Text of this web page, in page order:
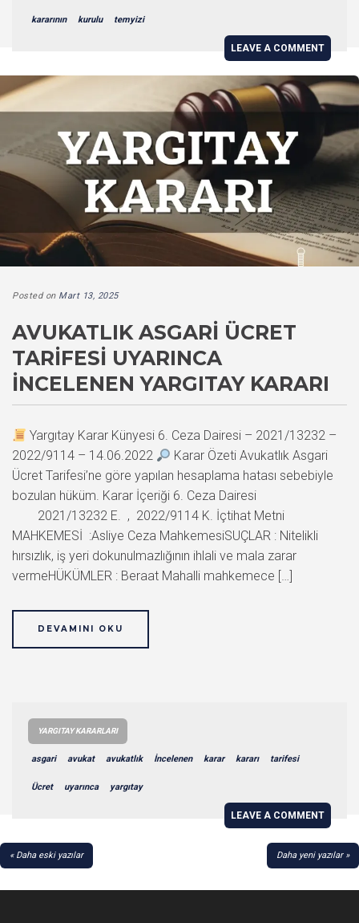
kararının kurulu temyizi
LEAVE A COMMENT
Posted on Mart 13, 2025
AVUKATLIK ASGARI ÜCRET
TARIFESI UYARINCA
İNCELENEN YARGITAY KARARI
Yargıtay Karar Künyesi 6. Ceza Dairesi – 2021/13232 –
2022/9114 – 14.06.2022
Karar Özeti Avukatlık Asgari
Ücret Tarifesi’ne göre yapılan hesaplama hatası sebebiyle
bozulan hüküm. Karar İçeriği 6. Ceza Dairesi
2021/13232 E. , 2022/9114 K. İçtihat Metni
MAHKEMESİ :Asliye Ceza MahkemesiSUÇLAR : Nitelikli
hırsızlık, iş yeri dokunulmazlığının ihlali ve mala zarar
vermeHÜKÜMLER : Beraat Mahalli mahkemece […]
DEVAMINI OKU
YARGITAY KARARLARI
asgari avukat avukatlık İncelenen karar kararı tarifesi
Ücret uyarınca yargıtay
LEAVE A COMMENT
YAZI
Daha eski yazılar Daha yeni yazılar